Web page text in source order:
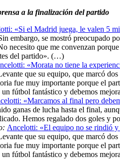
a la finalización del partido
«Si el Madrid juega, le valen 5
embargo, se mostró preocupado
necesito que me convenzan
del partido». (…)
«Morata no tiene la
que su equipo, que marcó
fue muy importante porque el
un fútbol fantástico y debemos
«Marcamos al final pero
ganas de lucha hasta el final,
Hemos regalado dos goles y
Ancelotti: «El equipo no se rindió y
que su equipo, que marcó
fue muy importante porque el
un fútbol fantástico y debemos